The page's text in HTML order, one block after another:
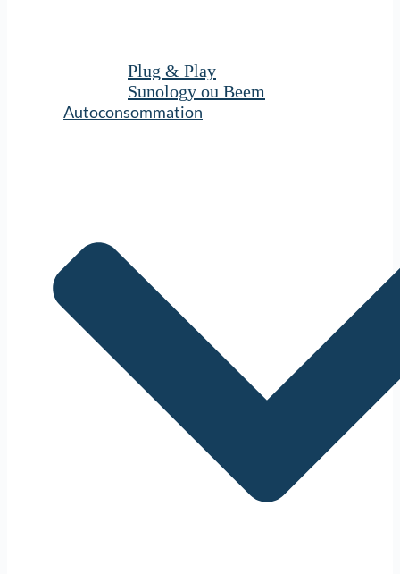
Plug & Play
Sunology ou Beem
Autoconsommation